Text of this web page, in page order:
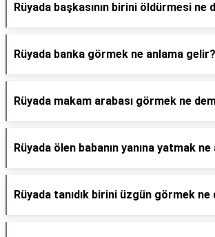
Rüyada başkasının birini öldürmesi ne
Rüyada banka görmek ne anlama gelir?
Rüyada makam arabası görmek ne
Rüyada ölen babanın yanına yatmak
Rüyada tanıdık birini üzgün görmek ne